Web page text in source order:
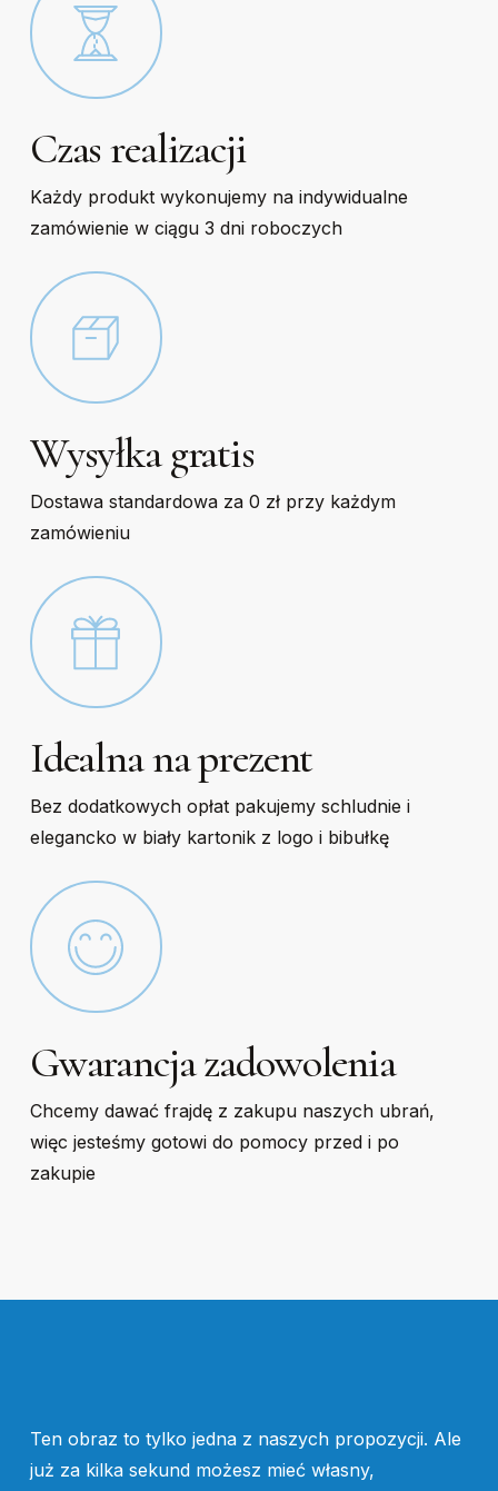
Czas realizacji
Każdy produkt wykonujemy na indywidualne
zamówienie w ciągu 3 dni roboczych
Wysyłka gratis
Dostawa standardowa za 0 zł przy każdym
zamówieniu
Idealna na prezent
Bez dodatkowych opłat pakujemy schludnie i
elegancko w biały kartonik z logo i bibułkę
Gwarancja zadowolenia
Chcemy dawać frajdę z zakupu naszych ubrań,
więc jesteśmy gotowi do pomocy przed i po
zakupie
Ten obraz to tylko jedna z naszych propozycji. Ale
już za kilka sekund możesz mieć własny,